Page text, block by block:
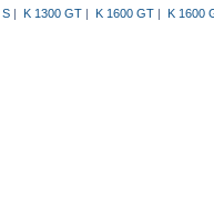
S| K 1300 GT| K 1600 GT| K 1600